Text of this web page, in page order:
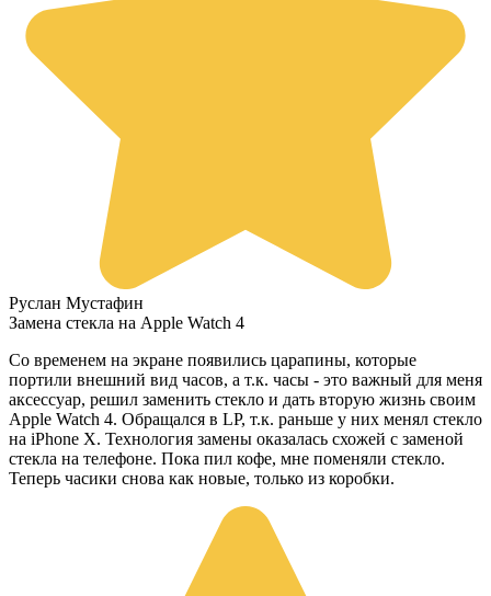
Руслан Мустафин
Замена стекла на Apple Watch 4
Со временем на экране появились царапины, которые
портили внешний вид часов, а т.к. часы - это важный для меня
аксессуар, решил заменить стекло и дать вторую жизнь своим
Apple Watch 4. Обращался в LP, т.к. раньше у них менял стекло
на iPhone X. Технология замены оказалась схожей с заменой
стекла на телефоне. Пока пил кофе, мне поменяли стекло.
Теперь часики снова как новые, только из коробки.